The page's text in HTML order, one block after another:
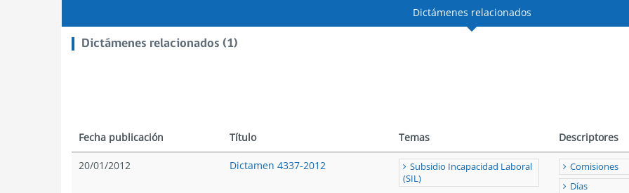
Dictámenes relacionados
Dictámenes relacionados (1)
Fecha publicación Título Temas Descriptores
20/01/2012 Dictamen 4337-2012
Subsidio Incapacidad Laboral
(SIL)
Comisiones
Días